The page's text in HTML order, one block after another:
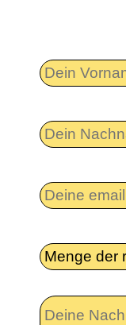
Dein
Dein
Deine
Betrifft
Deine